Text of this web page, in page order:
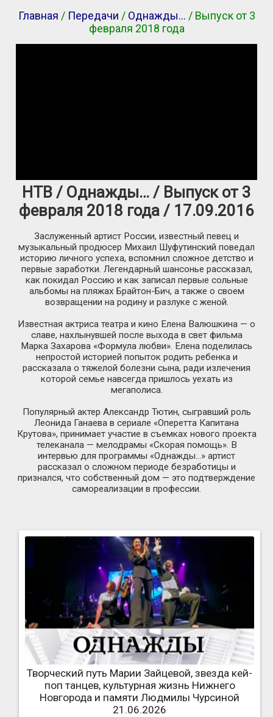
Главная / Передачи / Однажды… / Выпуск от 3
февраля 2018 года
НТВ / Однажды… / Выпуск от 3
февраля 2018 года / 17.09.2016
Заслуженный артист России, известный певец и
музыкальный продюсер Михаил Шуфутинский поведал
историю личного успеха, вспомнил сложное детство и
первые заработки. Легендарный шансонье рассказал,
как покидал Россию и как записал первые сольные
альбомы на пляжах Брайтон-Бич, а также о своем
возвращении на родину и разлуке с женой.
Известная актриса театра и кино Елена Валюшкина — о
славе, нахлынувшей после выхода в свет фильма
Марка Захарова «Формула любви». Елена поделилась
непростой историей попыток родить ребенка и
рассказала о тяжелой болезни сына, ради излечения
которой семье навсегда пришлось уехать из
мегаполиса.
Популярный актер Александр Тютин, сыгравший роль
Леонида Ганаева в сериале «Оперетта Капитана
Крутова», принимает участие в съемках нового проекта
телеканала — мелодрамы «Скорая помощь». В
интервью для программы «Однажды…» артист
рассказал о сложном периоде безработицы и
признался, что собственный дом — это подтверждение
самореализации в профессии.
Творческий путь Марии Зайцевой, звезда кей-
поп танцев, культурная жизнь Нижнего
Новгорода и памяти Людмилы Чурсиной
21.06.2026